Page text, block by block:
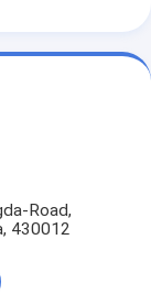
Road,
430012